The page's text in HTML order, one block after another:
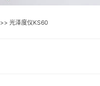
>> 光泽度仪KS60